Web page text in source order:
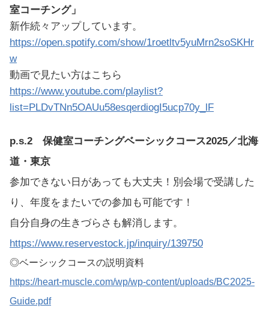
室コーチング」
新作続々アップしています。
https://open.spotify.com/show/1roetltv5yuMrn2soSKHr
w
動画で見たい方はこちら
https://www.youtube.com/playlist?
list=PLDvTNn5OAUu58esqerdiogI5ucp70y_lF
p.s.2 保健室コーチングベーシックコース2025／北海
道・東京
参加できない日があっても大丈夫！別会場で受講した
り、年度をまたいでの参加も可能です！
自分自身の生きづらさも解消します。
https://www.reservestock.jp/inquiry/139750
◎ベーシックコースの説明資料
https://heart-muscle.com/wp/wp-content/uploads/BC2025-
Guide.pdf